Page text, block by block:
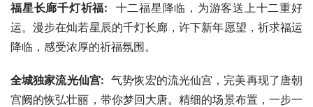
福星长廊千灯祈福:
  十二福星降临，为游客送上十二重好
运。漫步在灿若星辰的千灯长廊，许下新年愿望，祈求福运
降临，感受浓厚的祈福氛围。
全城独家流光仙宫:
  气势恢宏的流光仙宫，完美再现了唐朝
宫阙的恢弘壮丽，带你梦回大唐。精细的场景布置，一步一